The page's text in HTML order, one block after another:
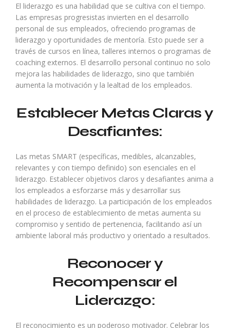
El liderazgo es una habilidad que se cultiva con el tiempo.
Las empresas progresistas invierten en el desarrollo
personal de sus empleados, ofreciendo programas de
liderazgo y oportunidades de mentoría. Esto puede ser a
través de cursos en línea, talleres internos o programas de
coaching externos. El desarrollo personal continuo no solo
mejora las habilidades de liderazgo, sino que también
aumenta la motivación y la lealtad de los empleados.
Establecer Metas Claras y
Desafiantes:
Las metas SMART (específicas, medibles, alcanzables,
relevantes y con tiempo definido) son esenciales en el
liderazgo. Establecer objetivos claros y desafiantes anima a
los empleados a esforzarse más y desarrollar sus
habilidades de liderazgo. La participación de los empleados
en el proceso de establecimiento de metas aumenta su
compromiso y sentido de pertenencia, facilitando así un
ambiente laboral más productivo y orientado a resultados.
Reconocer y
Recompensar el
Liderazgo:
El reconocimiento es un poderoso motivador. Celebrar los